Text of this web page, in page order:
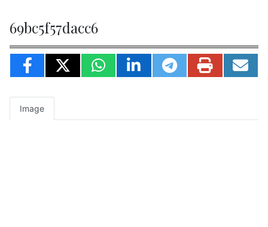
69bc5f57dacc6
Image